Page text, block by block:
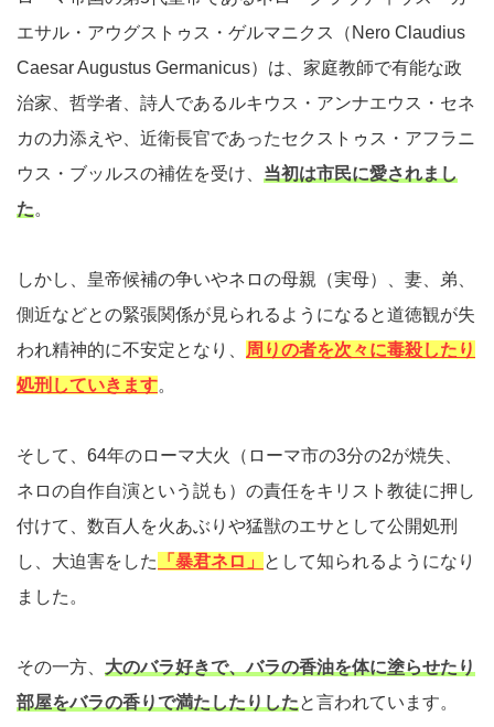
エサル・アウグストゥス・ゲルマニクス（Nero Claudius
Caesar Augustus Germanicus）は、家庭教師で有能な政
治家、哲学者、詩人であるルキウス・アンナエウス・セネ
カの力添えや、近衛長官であったセクストゥス・アフラニ
ウス・ブッルスの補佐を受け、 当初は市民に愛されまし
た。
しかし、皇帝候補の争いやネロの母親（実母）、妻、弟、
側近などとの緊張関係が見られるようになると道徳観が失
われ精神的に不安定となり、 周りの者を次々に毒殺したり
処刑していきます。
そして、64年のローマ大火（ローマ市の3分の2が焼失、
ネロの自作自演という説も）の責任をキリスト教徒に押し
付けて、数百人を火あぶりや猛獣のエサとして公開処刑
し、大迫害をした
「暴君ネロ」
として知られるようになり
ました。
その一方、 大のバラ好きで、バラの香油を体に塗らせたり
部屋をバラの香りで満たしたりしたと言われています。